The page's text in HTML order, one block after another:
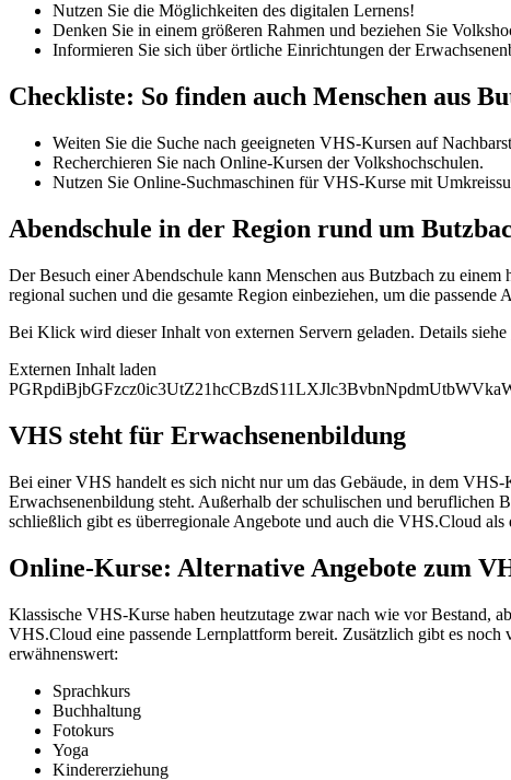
Nutzen Sie die Möglichkeiten des digitalen Lernens!
Denken Sie in einem größeren Rahmen und beziehen Sie
Informieren Sie sich über örtliche Einrichtungen der
Checkliste: So finden auch Menschen aus
Weiten Sie die Suche nach geeigneten VHS-Kursen auf
Recherchieren Sie nach Online-Kursen der Volkshochschulen.
Nutzen Sie Online-Suchmaschinen für VHS-Kurse mit
Abendschule in der Region rund um
Der Besuch einer Abendschule kann Menschen aus Butzbach zu
regional suchen und die gesamte Region einbeziehen, um die
Bei Klick wird dieser Inhalt von externen Servern geladen. Details siehe
Externen Inhalt laden
VHS steht für Erwachsenenbildung
Bei einer VHS handelt es sich nicht nur um das Gebäude, in dem
Erwachsenenbildung steht. Außerhalb der schulischen und beruflichen
schließlich gibt es überregionale Angebote und auch die VHS.Cloud
Online-Kurse: Alternative Angebote zum
Klassische VHS-Kurse haben heutzutage zwar nach wie vor Bestand,
VHS.Cloud eine passende Lernplattform bereit. Zusätzlich gibt es
erwähnenswert:
Sprachkurs
Buchhaltung
Fotokurs
Yoga
Kindererziehung